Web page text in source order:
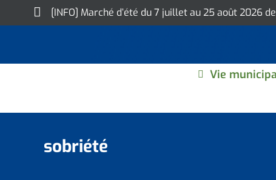
to
[INFO] Marché d’été du 7 juillet au 25 août 2026
Vie
sobriété